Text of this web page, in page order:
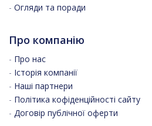
- Огляди та поради
Про компанію
- Про нас
- Історія компанії
- Наші партнери
- Політика кофіденційності сайту
- Договір публічної оферти